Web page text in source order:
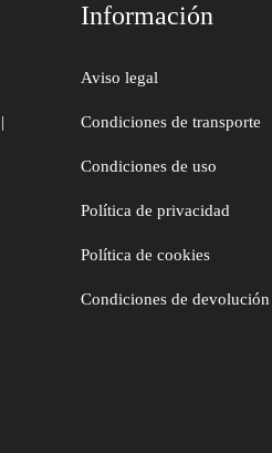
Información
Aviso legal
Condiciones de transporte
Condiciones de uso
Política de privacidad
Política de cookies
Condiciones de devolución